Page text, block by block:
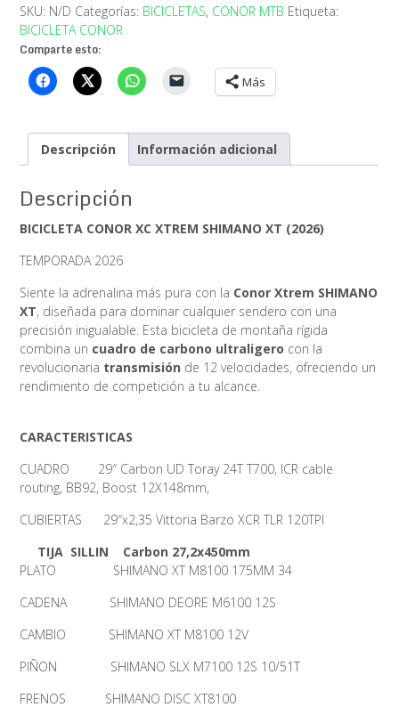
SHIMANO
XT
(2026)
cantidad
SKU: N/D Categorías: BICICLETAS, CONOR MTB Etiqueta:
BICICLETA CONOR
Comparte esto:
Más
Descripción Información adicional
Descripción
BICICLETA CONOR XC XTREM SHIMANO XT (2026)
TEMPORADA 2026
Siente la adrenalina más pura con la Conor Xtrem SHIMANO
XT, diseñada para dominar cualquier sendero con una
precisión inigualable. Esta bicicleta de montaña rígida
combina un cuadro de carbono ultraligero con la
revolucionaria transmisión de 12 velocidades, ofreciendo un
rendimiento de competición a tu alcance.
CARACTERISTICAS
CUADRO 29″ Carbon UD Toray 24T T700, ICR cable
routing, BB92, Boost 12X148mm,
CUBIERTAS 29″x2,35 Vittoria Barzo XCR TLR 120TPI
TIJA SILLIN Carbon 27,2x450mm
PLATO SHIMANO XT M8100 175MM 34
CADENA SHIMANO DEORE M6100 12S
CAMBIO SHIMANO XT M8100 12V
PIÑON SHIMANO SLX M7100 12S 10/51T
FRENOS SHIMANO DISC XT8100